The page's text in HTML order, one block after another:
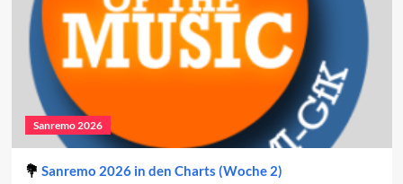
Sanremo 2026
Sanremo 2026 in den Charts (Woche 2)